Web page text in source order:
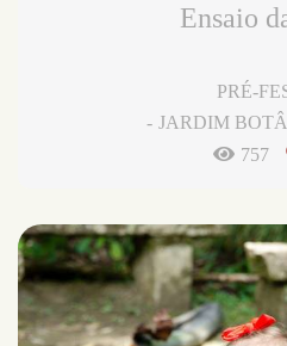
Ensaio
PRÉ-
JARDIM
757